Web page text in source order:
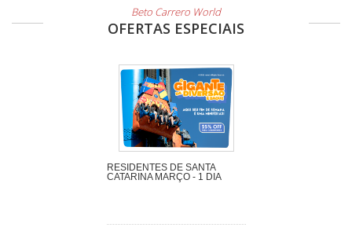
Beto Carrero World
OFERTAS ESPECIAIS
RESIDENTES DE SANTA
CATARINA MARÇO - 1 DIA